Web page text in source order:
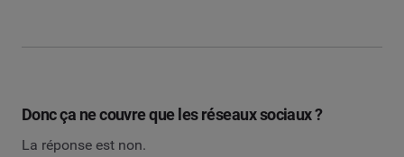
Donc ça ne couvre que les réseaux sociaux ?
La réponse est non.